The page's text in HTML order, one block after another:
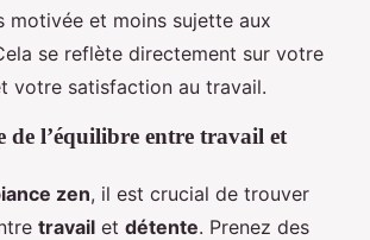
motivée et moins sujette aux
se reflète directement sur votre
votre satisfaction au travail.
de l’équilibre entre travail et
zen, il est crucial de trouver
travail et détente. Prenez des